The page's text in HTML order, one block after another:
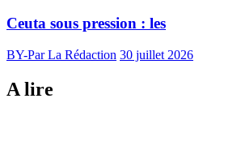
Ceuta sous pression : les
BY-Par La Rédaction 30 juillet 2026
A lire